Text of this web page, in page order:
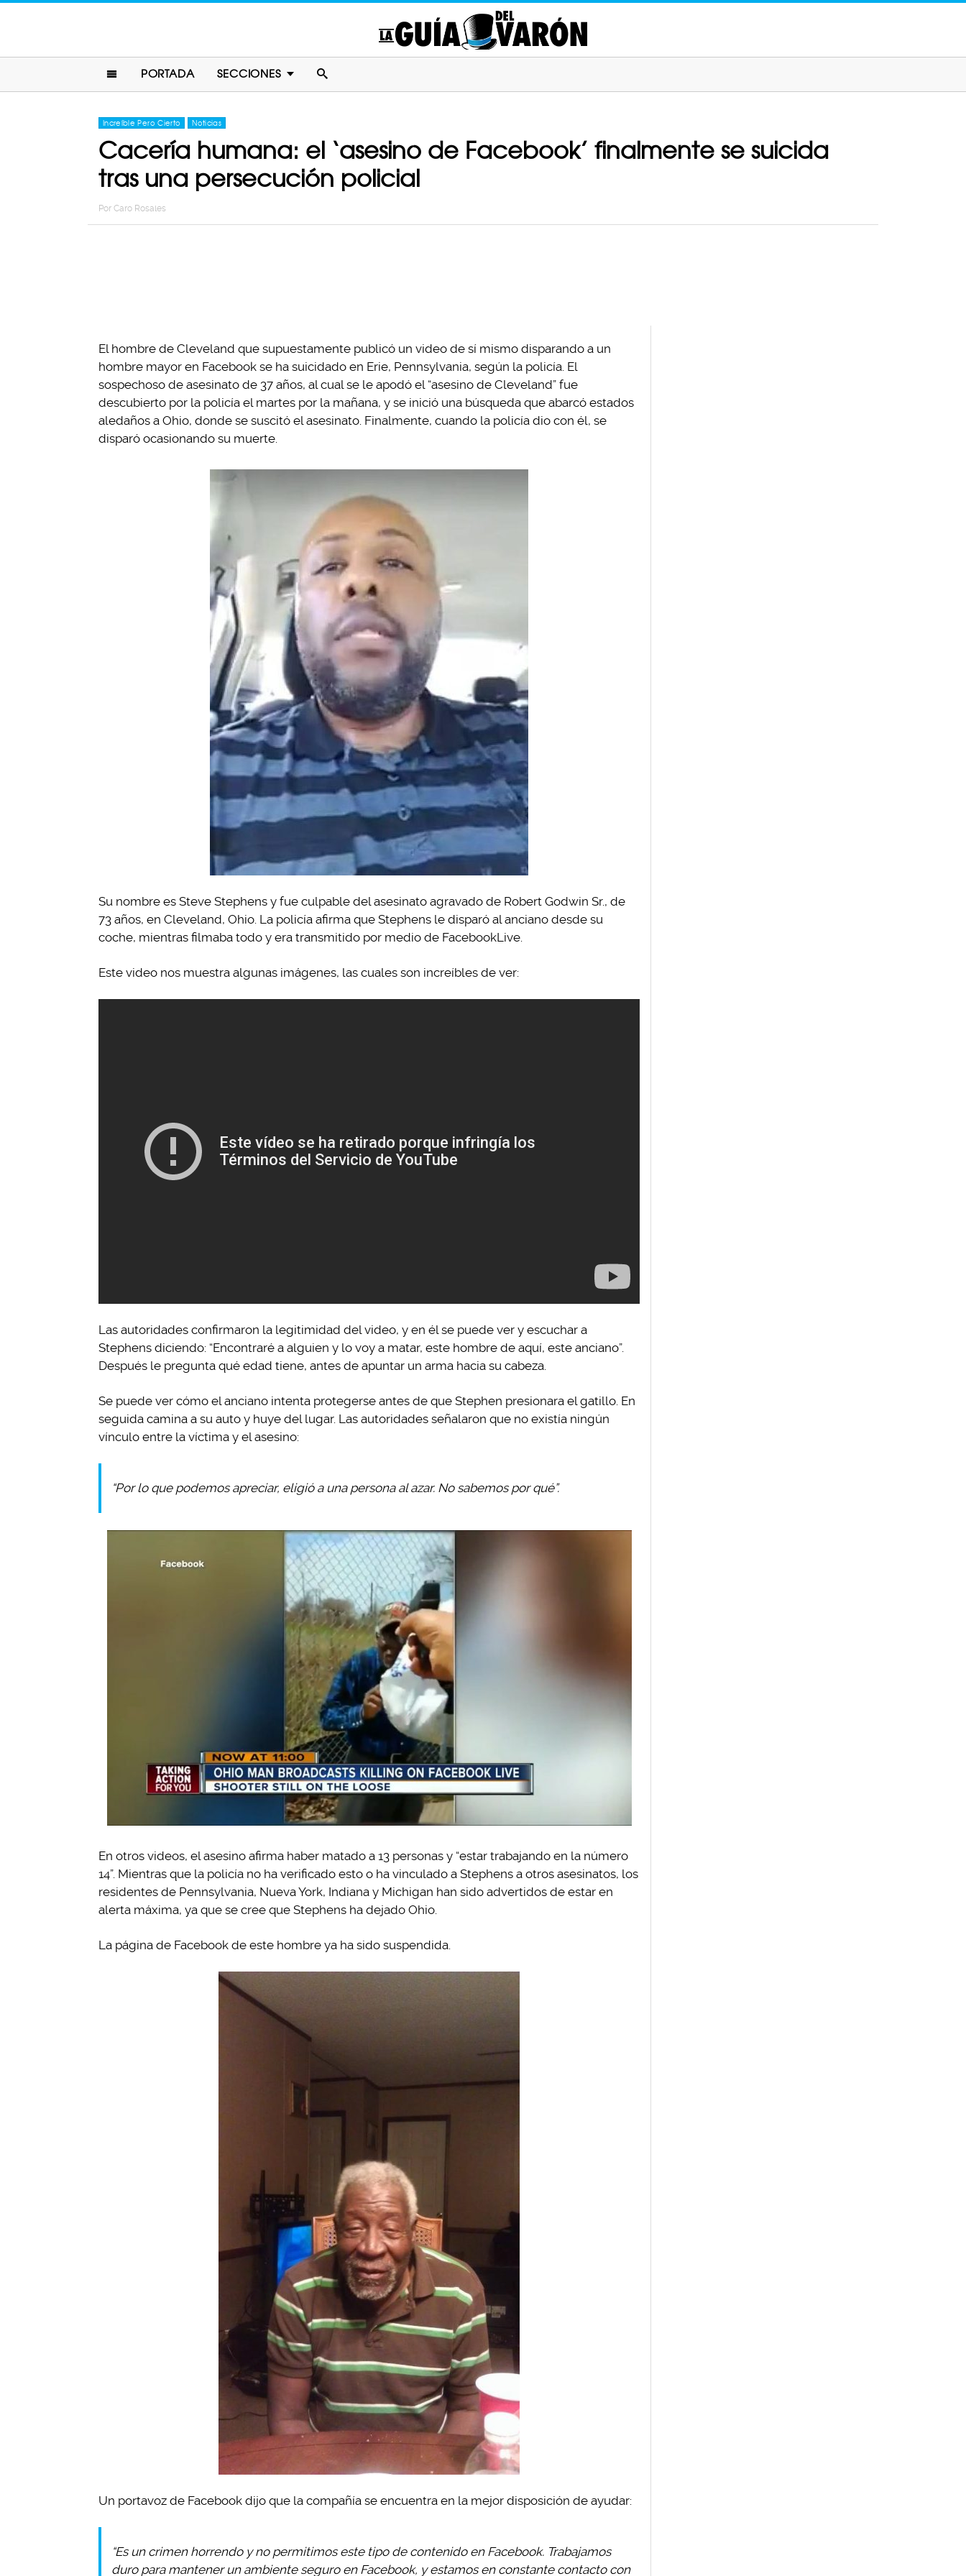
PORTADA SECCIONES
Increíble Pero Cierto Noticias
Cacería humana: el ‘asesino de Facebook’ finalmente se suicida
tras una persecución policial
Por Caro Rosales
El hombre de Cleveland que supuestamente publicó un video de sí mismo disparando a un
hombre mayor en Facebook se ha suicidado en Erie, Pennsylvania, según la policía. El
sospechoso de asesinato de 37 años, al cual se le apodó el “asesino de Cleveland” fue
descubierto por la policía el martes por la mañana, y se inició una búsqueda que abarcó estados
aledaños a Ohio, donde se suscitó el asesinato. Finalmente, cuando la policía dio con él, se
disparó ocasionando su muerte.
Su nombre es Steve Stephens y fue culpable del asesinato agravado de Robert Godwin Sr., de
73 años, en Cleveland, Ohio. La policía afirma que Stephens le disparó al anciano desde su
coche, mientras filmaba todo y era transmitido por medio de FacebookLive.
Este video nos muestra algunas imágenes, las cuales son increíbles de ver:
Las autoridades confirmaron la legitimidad del video, y en él se puede ver y escuchar a
Stephens diciendo: “Encontraré a alguien y lo voy a matar, este hombre de aquí, este anciano”.
Después le pregunta qué edad tiene, antes de apuntar un arma hacia su cabeza.
Se puede ver cómo el anciano intenta protegerse antes de que Stephen presionara el gatillo. En
seguida camina a su auto y huye del lugar. Las autoridades señalaron que no existía ningún
vínculo entre la víctima y el asesino:
“Por lo que podemos apreciar, eligió a una persona al azar. No sabemos por qué”.
En otros videos, el asesino afirma haber matado a 13 personas y “estar trabajando en la número
14”. Mientras que la policía no ha verificado esto o ha vinculado a Stephens a otros asesinatos, los
residentes de Pennsylvania, Nueva York, Indiana y Michigan han sido advertidos de estar en
alerta máxima, ya que se cree que Stephens ha dejado Ohio.
La página de Facebook de este hombre ya ha sido suspendida.
Un portavoz de Facebook dijo que la compañía se encuentra en la mejor disposición de ayudar:
“Es un crimen horrendo y no permitimos este tipo de contenido en Facebook. Trabajamos
duro para mantener un ambiente seguro en Facebook, y estamos en constante contacto con